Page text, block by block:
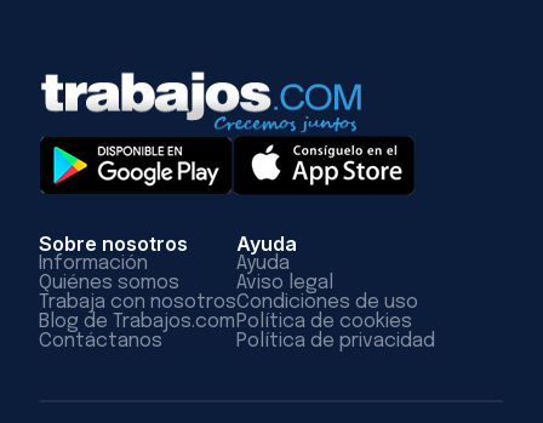
Sobre nosotros
Información
Quiénes somos
Trabaja con nosotros
Blog de Trabajos.com
Contáctanos
Ayuda
Ayuda
Aviso legal
Condiciones de uso
Política de cookies
Política de privacidad